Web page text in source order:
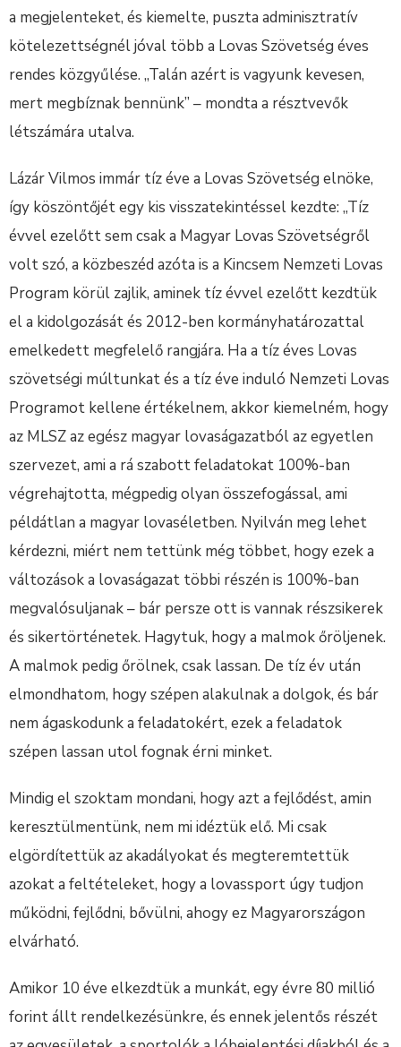
a megjelenteket, és kiemelte, puszta adminisztratív
kötelezettségnél jóval több a Lovas Szövetség éves
rendes közgyűlése. „Talán azért is vagyunk kevesen,
mert megbíznak bennünk” – mondta a résztvevők
létszámára utalva.
Lázár Vilmos immár tíz éve a Lovas Szövetség elnöke,
így köszöntőjét egy kis visszatekintéssel kezdte: „Tíz
évvel ezelőtt sem csak a Magyar Lovas Szövetségről
volt szó, a közbeszéd azóta is a Kincsem Nemzeti Lovas
Program körül zajlik, aminek tíz évvel ezelőtt kezdtük
el a kidolgozását és 2012-ben kormányhatározattal
emelkedett megfelelő rangjára. Ha a tíz éves Lovas
szövetségi múltunkat és a tíz éve induló Nemzeti Lovas
Programot kellene értékelnem, akkor kiemelném, hogy
az MLSZ az egész magyar lovaságazatból az egyetlen
szervezet, ami a rá szabott feladatokat 100%-ban
végrehajtotta, mégpedig olyan összefogással, ami
példátlan a magyar lovaséletben. Nyilván meg lehet
kérdezni, miért nem tettünk még többet, hogy ezek a
változások a lovaságazat többi részén is 100%-ban
megvalósuljanak – bár persze ott is vannak részsikerek
és sikertörténetek. Hagytuk, hogy a malmok őröljenek.
A malmok pedig őrölnek, csak lassan. De tíz év után
elmondhatom, hogy szépen alakulnak a dolgok, és bár
nem ágaskodunk a feladatokért, ezek a feladatok
szépen lassan utol fognak érni minket.
Mindig el szoktam mondani, hogy azt a fejlődést, amin
keresztülmentünk, nem mi idéztük elő. Mi csak
elgördítettük az akadályokat és megteremtettük
azokat a feltételeket, hogy a lovassport úgy tudjon
működni, fejlődni, bővülni, ahogy ez Magyarországon
elvárható.
Amikor 10 éve elkezdtük a munkát, egy évre 80 millió
forint állt rendelkezésünkre, és ennek jelentős részét